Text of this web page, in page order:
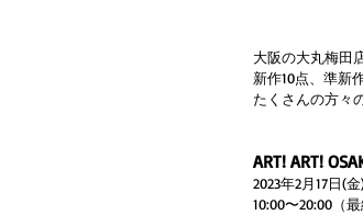
大阪の大丸梅田
新作10点、準新
たくさんの方々
ART! ART!
2023年2月17日(
10:00〜20:00（最